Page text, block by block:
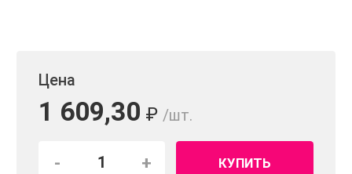
Цена
1 609,30 ₽ /шт.
- + КУПИТЬ